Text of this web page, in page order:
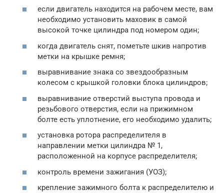
если двигатель находится на рабочем месте, вам
необходимо установить маховик в самой
высокой точке цилиндра под номером один;
когда двигатель снят, пометьте шкив напротив
метки на крышке ремня;
выравнивание знака со звездообразным
колесом с крышкой головки блока цилиндров;
выравнивание отверстий выступа провода и
резьбового отверстия, если на прижимном
болте есть уплотнение, его необходимо удалить;
установка ротора распределителя в
направлении метки цилиндра № 1,
расположенной на корпусе распределителя;
контроль времени зажигания (УОЗ);
крепление зажимного болта к распределителю и